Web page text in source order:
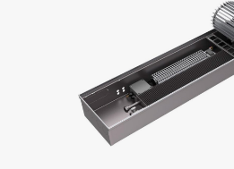
Пн-Пт, 9:00—18:00